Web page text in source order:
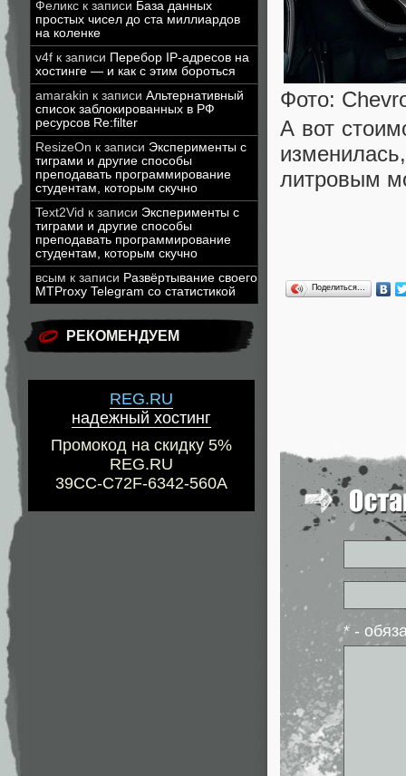
Феликс к записи База данных
простых чисел до ста миллиардов
на коленке
v4f к записи Перебор IP-адресов на
хостинге — и как с этим бороться
amarakin к записи Альтернативный
список заблокированных в РФ
ресурсов Re:filter
ResizeOn к записи Эксперименты с
тиграми и другие способы
преподавать программирование
студентам, которым скучно
Text2Vid к записи Эксперименты с
тиграми и другие способы
преподавать программирование
студентам, которым скучно
всым к записи Развёртывание своего
MTProxy Telegram со статистикой
РЕКОМЕНДУЕМ
REG.RU
надежный хостинг
Промокод на скидку 5%
REG.RU
39CC-C72F-6342-560A
Фото:
А вот
литровым
Поделиться…
* -